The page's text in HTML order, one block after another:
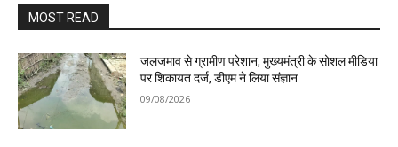
MOST READ
जलजमाव से ग्रामीण परेशान, मुख्यमंत्री के सोशल मीडिया
पर शिकायत दर्ज, डीएम ने लिया संज्ञान
09/08/2026